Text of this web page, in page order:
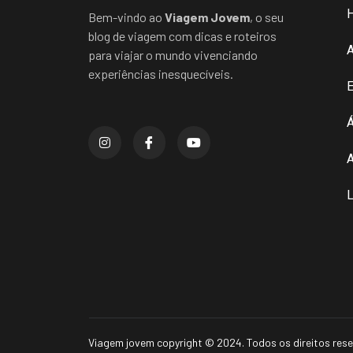
Bem-vindo ao Viagem Jovem, o seu
blog de viagem com dicas e roteiros
para viajar o mundo vivenciando
experiências inesquecíveis.
Viagem jovem copyright © 2024. Todos os direitos